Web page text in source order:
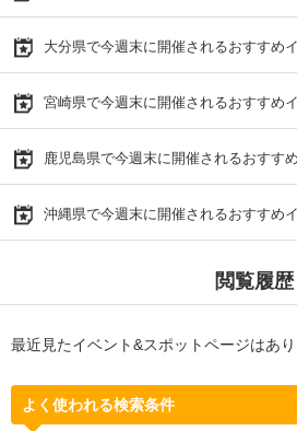
大分県で今週末に開催されるおすすめ
宮崎県で今週末に開催されるおすすめ
鹿児島県で今週末に開催されるおすす
沖縄県で今週末に開催されるおすすめ
閲覧履歴
最近見たイベント&スポットページはあり
よく使われる検索条件